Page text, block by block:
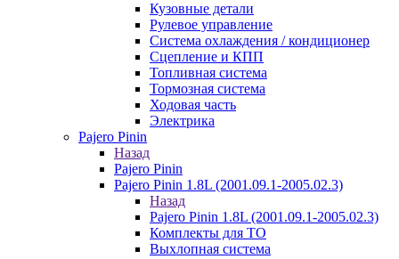
Кузовные детали
Рулевое управление
Система охлаждения / кондиционер
Сцепление и КПП
Топливная система
Тормозная система
Ходовая часть
Электрика
Pajero Pinin
Назад
Pajero Pinin
Pajero Pinin 1.8L (2001.09.1-2005.02.3)
Назад
Pajero Pinin 1.8L (2001.09.1-2005.02.3)
Комплекты для ТО
Выхлопная система